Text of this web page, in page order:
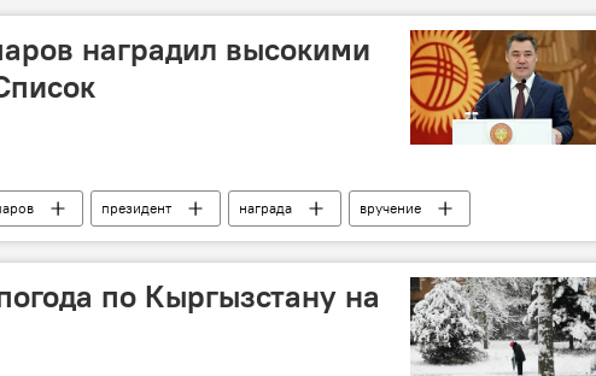
наградил высокими
президент награда вручение
по Кыргызстану на